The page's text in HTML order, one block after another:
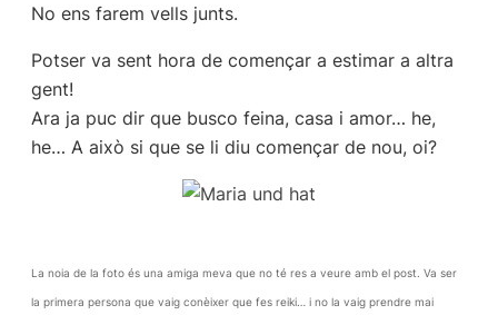
No ens farem vells junts.
Potser va sent hora de començar a estimar a altra
gent!
Ara ja puc dir que busco feina, casa i amor… he,
he… A això si que se li diu començar de nou, oi?
La noia de la foto és una amiga meva que no té res a veure amb el post. Va ser
la primera persona que vaig conèixer que fes reiki… i no la vaig prendre mai